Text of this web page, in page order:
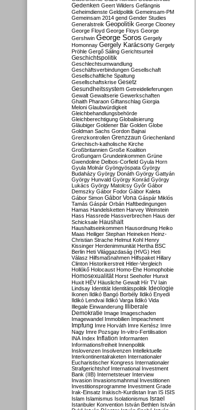
Gedenken Geert Wilders Gefängnis
Geheimdienste Geldpolitik Gemeinsam-PM
Gemeinsam 2014 gend Gender Studies
Generalstreik Geopolitik George Clooney
George Floyd George Floys George
Gershwin George Soros Gergely
Homonnay Gergely Karácsony Gergely
Pröhle Gergő Sáling Gerichtsurteil
Geschichtspolitik
Geschlechtsumwandlung
Geschäftsverbindungen Gesellschaft
Gesellschaftliche Spaltung
Gesellschaftskrise Gesetz
Gesundheitssystem Getreidelieferungen
Gewalt Gewaltserie Gewerkschaften
Ghaith Pharaon Giftanschlag Giorgia
Meloni Glaubwürdigkeit
Gleichbehandlungsbehörde
Gleichberechtigung Globalisierung
Gläubiger Goldener Bär Golden Globe
Goldman Sachs Gordon Bajnai
Grenzkontrollen Grenzzaun Griechenland
Griechisch-katholische Kirche
Großbritannien Große Koalition
Großungarn Grundeinkommen Grüne
Gwendoline Delbos-Corfield Gyula Horn
Gyula Molnár Gyöngyöspata György
Budaházy György Donáth György Gattyán
György Hunvald György Konrád György
Lukács György Matolcsy Győr Gábor
Demszky Gábor Fodor Gábor Kaleta
Gábor Simon Gábor Vona Gáspár Miklós
Tamás Gáspár Orbán Haftbedingungen
Hamas Handelsketten Harvey Weinstein
Hass Hassrede Hassverbrechen Haus der
Schicksale Haushalt
Haushaltseinkommen Hausordnung Heiko
Maas Heiliger Stephan Heineken Heinz-
Christian Strache Helmut Kohl Henry
Kissinger Herdenimmunität Hertha BSC
Berlin Heti Világgazdaság (HVG) Heti
Válasz Hilfsmaßnahmen Hilfspaket Hillary
Clinton Historikerstreit Hitler-Vergleich
Hollókő Holocaust Homo-Ehe Homophobie
Homosexualität Horst Seehofer Hunxit
Huxit HÉV Häusliche Gewalt Hír TV Iain
Lindsay Identität Identitätspolitik Ideologie
Ikonen Ildikó Bangó Borbély Ildikó Enyedi
Ildikó Lendvai Ildikó Varga Ildikó Vida
Illegale Einwanderung Illiberale
Demokratie Image Imageschaden
Imagewandel Immobilien Impeachment
Impfung Imre Horváth Imre Kertész Imre
Nagy Imre Pozsgay In-vitro-Fertilisation
INA Index Inflation Informanten
Informationsfreiheit Innenpolitik
Inslovenzen Insolvenzen Intellektuelle
Interkontinentalraketen Internationaler
Eucharistischer Kongress Internationaler
Strafgerichtshof International Investment
Bank (IIB) Internetsteuer Interview
Invasion Invasionsmahnmal Investitionen
Investitionsprogramme Investment Grade
Irak-Einsatz Irakisch-Kurdistan Iran IS ISIS
Islam Islamismus Isolationismus Israel
Istanbuler Konvention István Bethlen István